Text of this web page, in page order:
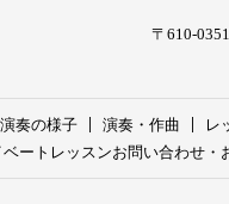
〒610-0351
奏の様子 演奏・作曲 レ
ベートレッスンお問い合わせ・